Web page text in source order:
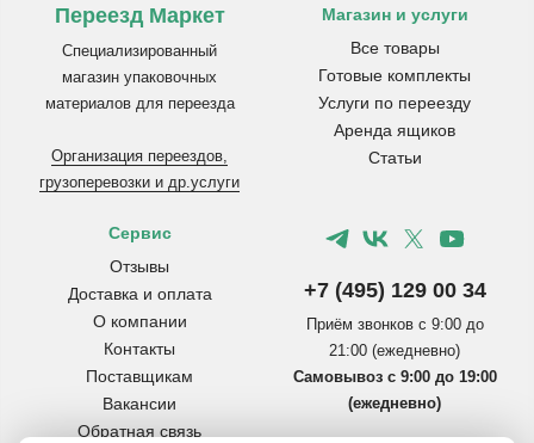
Переезд Маркет
Специализированный
магазин упаковочных
материалов для переезда
Организация переездов,
грузоперевозки и др.услуги
Магазин и услуги
Все товары
Готовые комплекты
Услуги по переезду
Аренда ящиков
Статьи
Сервис
Отзывы
Доставка и оплата
О компании
Контакты
Поставщикам
Вакансии
Обратная связь
+7 (495) 129 00 34
Приём звонков с 9:00 до
21:00 (ежедневно)
Самовывоз с 9:00 до 19:00
(ежедневно)